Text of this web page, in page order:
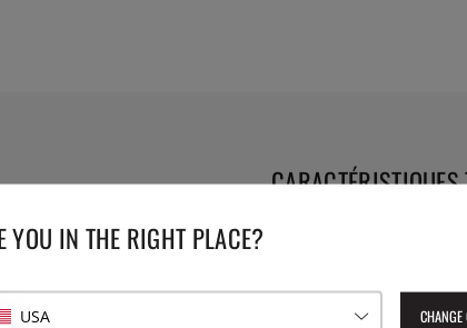
Diamètre:
YOU IN THE RIGHT PLACE?
USA